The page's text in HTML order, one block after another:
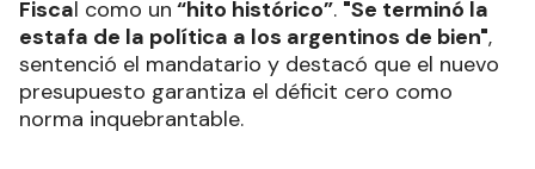
Fiscal como un “hito histórico”. "Se terminó la
estafa de la política a los argentinos de bien",
sentenció el mandatario y destacó que el nuevo
presupuesto garantiza el déficit cero como
norma inquebrantable.